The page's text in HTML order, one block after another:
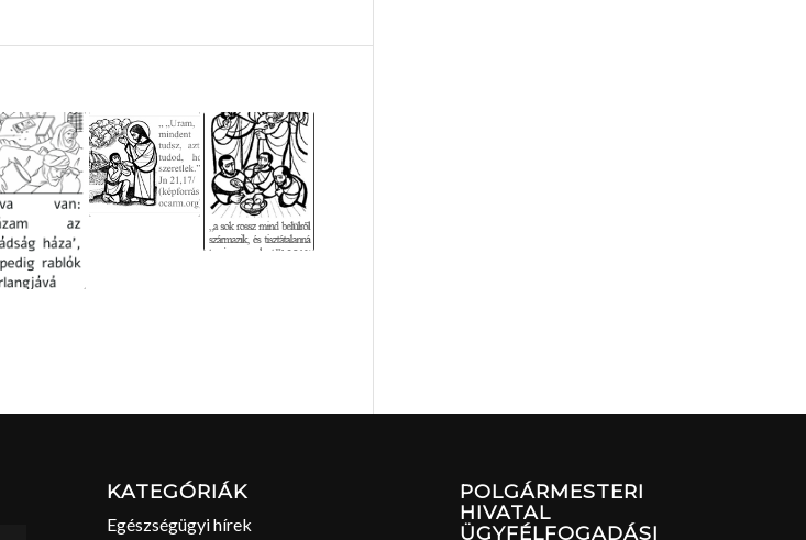
KATEGÓRIÁK
Egészségügyi hírek
POLGÁRMESTERI
HIVATAL
ÜGYFÉLFOGADÁSI